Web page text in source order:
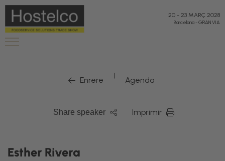
20 - 23 MARÇ 2028
Barcelona-GRAN VIA
Enrere | Agenda
Share speaker Imprimir
Esther Rivera